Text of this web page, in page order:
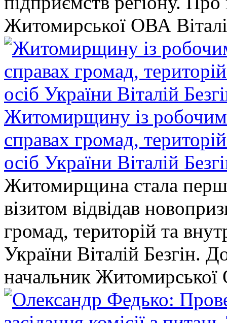
Житомирської ОВА
Житомирщину із робочим
справах громад,
осіб України Віталій
Житомирщина стала
візитом відвідав
громад, територій та
України Віталій Безгін.
начальник